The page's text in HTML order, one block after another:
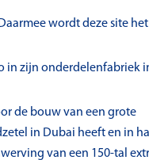
wordt deze site het
in zijn onderdelenfabriek
de bouw van een grote
in Dubai heeft en in
van een 150-tal